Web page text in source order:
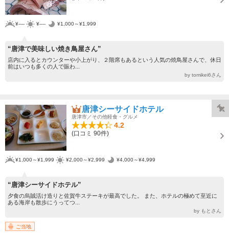
¥---- ¥---- ¥1,000～¥1,999
“唐津で美味しい焼き鳥屋さん”
店内に入るとカウンターや小上がり、２階席もあるという人気の焼鳥屋さんで、休日
前はいつも多くの人で賑わ...
by tomikei6さん
唐津シーサイドホテル
唐津市／その他軽食・グルメ
4.2
(口コミ 90件)
¥1,000～¥1,999 ¥2,000～¥2,999 ¥4,000～¥4,999
“唐津シーサイドホテル”
夕食の烏賊活け造りと佐賀牛ステーキが最高でした。 また、ホテルの極めて至近に
ある海岸も散歩にうってつ...
by もとさん
ご当地